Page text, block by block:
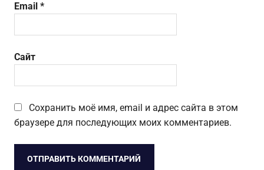
Email *
Сайт
Сохранить моё имя, email и адрес сайта в этом
браузере для последующих моих комментариев.